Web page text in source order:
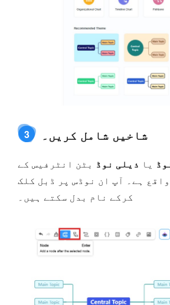
3 شاخیں شامل کریں۔
یا ذیلی نوڈ بٹن انٹرفیس کے
ہے۔ آپ ان نوڈس پر ڈبل کلک
کرکے نام بدل سکتے ہیں۔